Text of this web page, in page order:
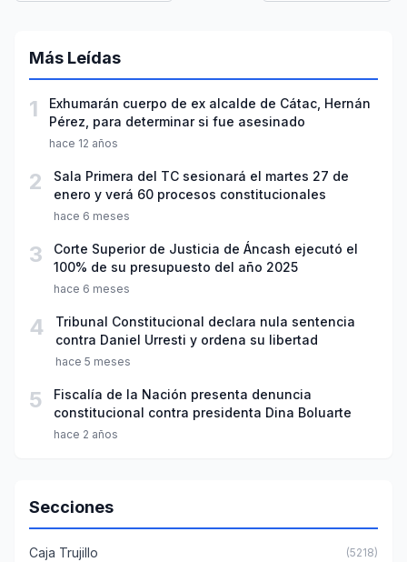
Más Leídas
1
Exhumarán cuerpo de ex alcalde de Cátac, Hernán
Pérez, para determinar si fue asesinado
hace 12 años
2
Sala Primera del TC sesionará el martes 27 de
enero y verá 60 procesos constitucionales
hace 6 meses
3
Corte Superior de Justicia de Áncash ejecutó el
100% de su presupuesto del año 2025
hace 6 meses
4
Tribunal Constitucional declara nula sentencia
contra Daniel Urresti y ordena su libertad
hace 5 meses
5
Fiscalía de la Nación presenta denuncia
constitucional contra presidenta Dina Boluarte
hace 2 años
Secciones
Caja Trujillo (5218)